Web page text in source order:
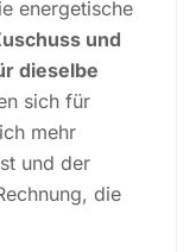
energetische
und
dieselbe
sich für
mehr
und der
die